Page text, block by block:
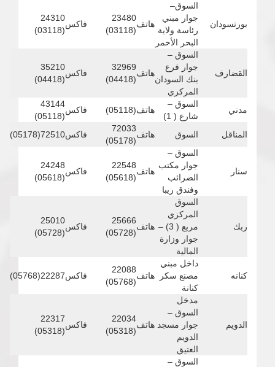
بورتسودان
السوق–
جوار مبني
رئاسة ولاية
البحر الأحمر
هاتف
23480
(03118)
فاكس
24310
(03118)
القضارف
السوق –
جوار فرع
بنك السودان
المركزي
هاتف
32969
(04418)
فاكس
35210
(04418)
مدني
السوق –
شارع ( 1)
هاتف(05118) فاكس
43144
(05118)
المناقل
السوق هاتف
72033
(05178)
فاكس72510(05178)
سنار
السوق –
جوار مكتب
الضرائب
وفندق ريبا
هاتف
22548
(05618)
فاكس
24248
(05618)
ربك
السوق
المركزي
مربع ( 3) –
جوار وزارة
المالية
هاتف
25666
(05728)
فاكس
25010
(05728)
كنانه
داخل مبني
مصنع سكر
كنانة
هاتف
22088
(05768)
فاكس22287(05768)
الدويم
مدخل
السوق –
جوار مسجد
الدويم
العتيق
هاتف
22034
(05318)
فاكس
22317
(05318)
السوق –